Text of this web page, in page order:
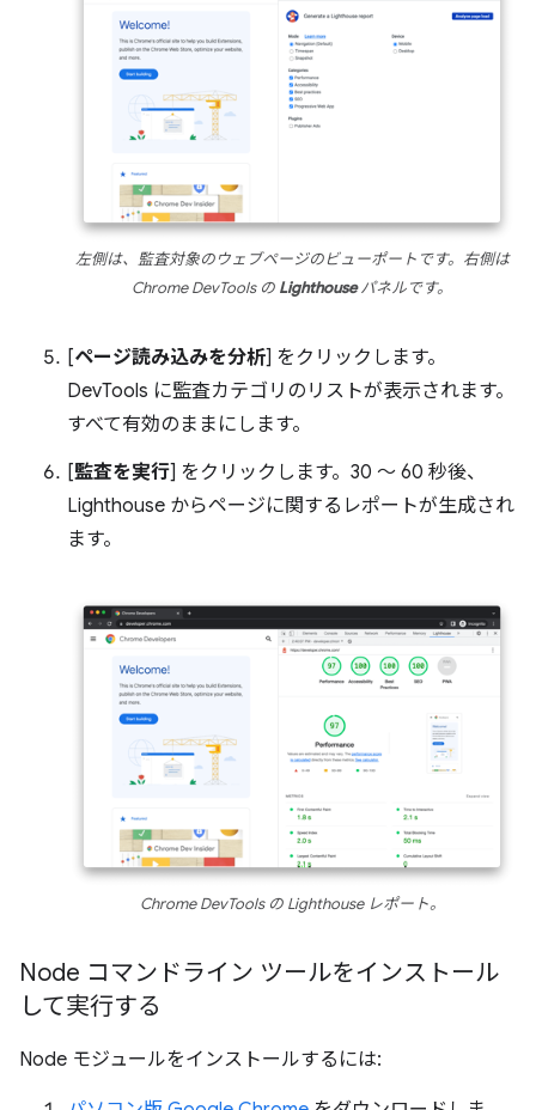
左側は、監査対象のウェブページのビューポートです。右側は
Chrome DevTools の Lighthouseパネルです。
[ページ読み込みを分析] をクリックします。
DevTools に監査カテゴリのリストが表示されます。
すべて有効のままにします。
[監査を実行] をクリックします。30 ～ 60 秒後、
Lighthouse からページに関するレポートが生成され
ます。
Chrome DevTools の Lighthouse レポート。
Node コマンドライン ツールをインストール
して実行する
Node モジュールをインストールするには: